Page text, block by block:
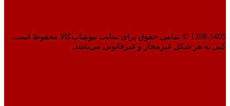
1398-1405 © تمامی حقوق برای سایت نیوشاپ‌کالا محفوظ است.
کپی به هر شکل غیرمجاز و غیرقانونی می‌باشد.